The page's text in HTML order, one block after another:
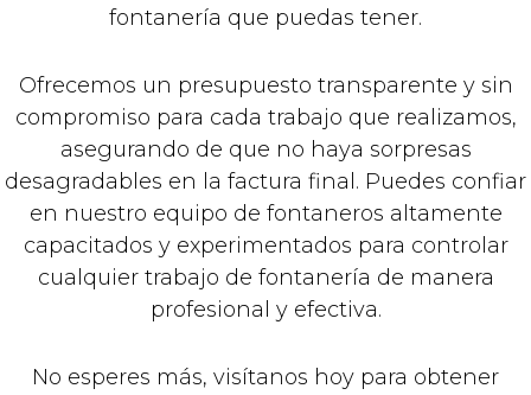
fontanería que puedas tener.
Ofrecemos un presupuesto transparente y sin
compromiso para cada trabajo que realizamos,
asegurando de que no haya sorpresas
desagradables en la factura final. Puedes confiar
en nuestro equipo de fontaneros altamente
capacitados y experimentados para controlar
cualquier trabajo de fontanería de manera
profesional y efectiva.
No esperes más, visítanos hoy para obtener